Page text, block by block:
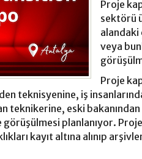
Proje
sektörü
alandaki
veya
Proje
teknisyenine, iş
teknikerine, eski
planlanıyor.
kayıt altına alınıp